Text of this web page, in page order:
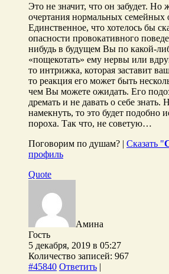
Это не значит, что он забудет. Но
очертания нормальных семейных
Единственное, что хотелось бы
опасности провокативного
нибудь в будущем Вы по какой-
«пощекотать» ему нервы или
то интрижка, которая заставит
то реакция его может быть
чем Вы можете ожидать. Его
дремать и не давать о себе знать.
намекнуть, то это будет подобно
пороха. Так что, не советую…
Поговорим по душам? | Сказать "
профиль
Quote
Амина
Гость
5 декабря, 2019 в 05:27
Количество записей: 967
#45840 Ответить |